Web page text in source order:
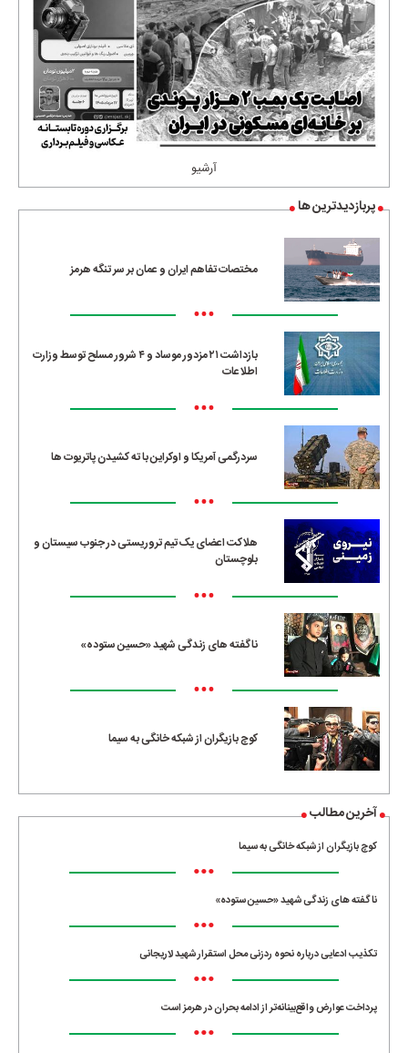
آرشیو
پربازدیدترین ها
مختصات تفاهم ایران و عمان بر سر تنگه هرمز
•••
بازداشت ۲۱ مزدور موساد و ۴ شرور مسلح توسط وزارت
اطلاعات
•••
سردرگمی آمریکا و اوکراین با ته کشیدن پاتریوت ها
•••
هلاکت اعضای یک تیم تروریستی در جنوب سیستان و
بلوچستان
•••
ناگفته های زندگی شهید «حسین ستوده»
•••
کوچ بازیگران از شبکه خانگی به سیما
آخرین مطالب
کوچ بازیگران از شبکه خانگی به سیما
•••
ناگفته های زندگی شهید «حسین ستوده»
•••
تکذیب ادعایی درباره نحوه ردزنی محل استقرار شهید لاریجانی
•••
پرداخت عوارض واقع‌بینانه‌تر از ادامه بحران در هرمز است
•••